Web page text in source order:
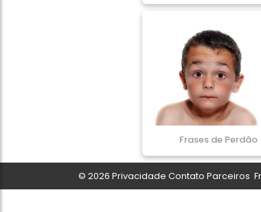
Frases de Perdão
© 2026 Privacidade Contato Parceiros